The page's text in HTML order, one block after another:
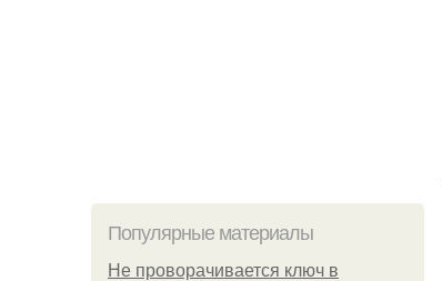
Популярные материалы
Не проворачивается ключ в